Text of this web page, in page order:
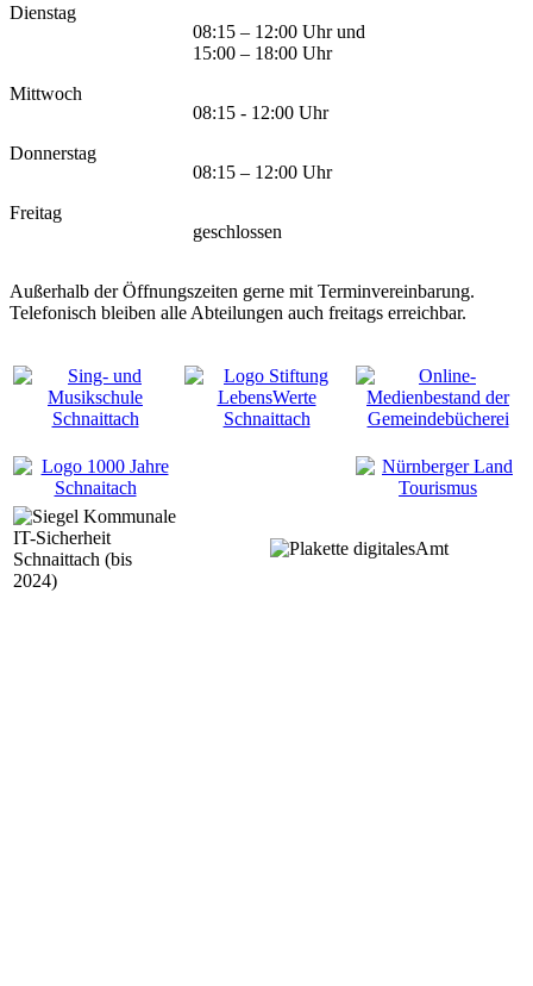
Dienstag
08:15 – 12:00 Uhr und
15:00 – 18:00 Uhr
Mittwoch
08:15 - 12:00 Uhr
Donnerstag
08:15 – 12:00 Uhr
Freitag
geschlossen
Außerhalb der Öffnungszeiten gerne mit Terminvereinbarung.
Telefonisch bleiben alle Abteilungen auch freitags erreichbar.